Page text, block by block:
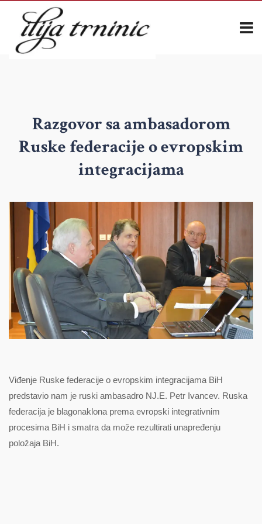
Razgovor sa ambasadorom
Ruske federacije o evropskim
integracijama
Viđenje Ruske federacije o evropskim integracijama BiH
predstavio nam je ruski ambasadro NJ.E. Petr Ivancev. Ruska
federacija je blagonaklona prema evropski integrativnim
procesima BiH i smatra da može rezultirati unapređenju
položaja BiH.